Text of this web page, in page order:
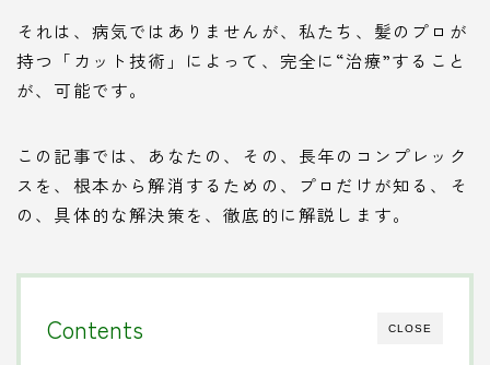
それは、病気ではありませんが、私たち、髪のプロが
持つ「カット技術」によって、完全に“治療”すること
が、可能です。
この記事では、あなたの、その、長年のコンプレック
スを、根本から解消するための、プロだけが知る、そ
の、具体的な解決策を、徹底的に解説します。
CLOSE
Contents